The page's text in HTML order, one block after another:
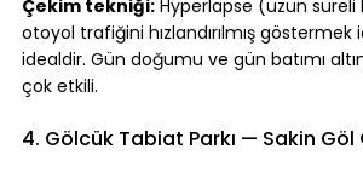
Çekim tekniği: Hyperlapse (uzun
otoyol trafiğini hızlandırılmış göstermek
idealdir. Gün doğumu ve gün batımı
çok etkili.
4. Gölcük Tabiat Parkı — Sakin Göl